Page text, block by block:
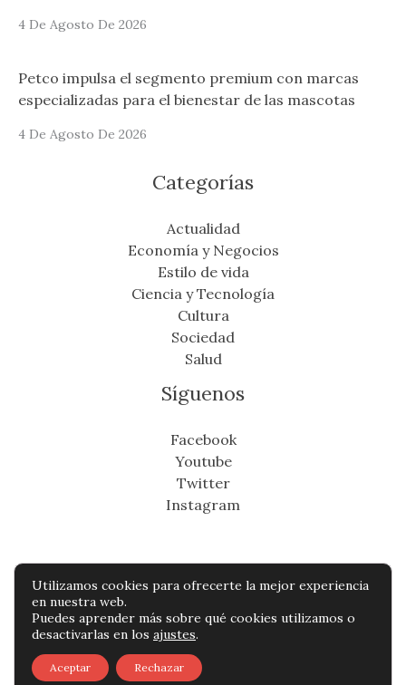
4 De Agosto De 2026
Petco impulsa el segmento premium con marcas
especializadas para el bienestar de las mascotas
4 De Agosto De 2026
Categorías
Actualidad
Economía y Negocios
Estilo de vida
Ciencia y Tecnología
Cultura
Sociedad
Salud
Síguenos
Facebook
Youtube
Twitter
Instagram
Copyright © Todos os direitos reservados -
eldistritonoticias.com
Política de privacidad
Contacto
Utilizamos cookies para ofrecerte la mejor experiencia
en nuestra web.
Puedes aprender más sobre qué cookies utilizamos o
desactivarlas en los ajustes.
Aceptar Rechazar